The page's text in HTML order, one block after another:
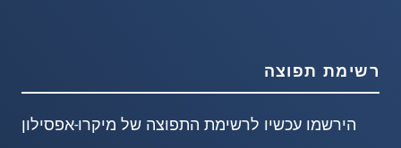
רשימת תפוצה
הירשמו עכשיו לרשימת התפוצה של מיקרו-אפסילון